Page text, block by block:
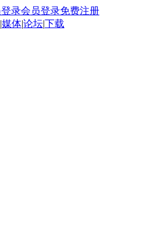
会员登录免费注册
|媒体|论坛|下载